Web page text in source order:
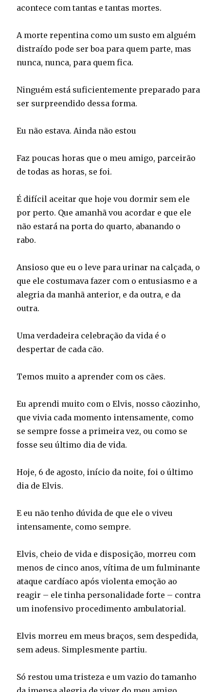
acontece com tantas e tantas mortes.
A morte repentina como um susto em alguém
distraído pode ser boa para quem parte, mas
nunca, nunca, para quem fica.
Ninguém está suficientemente preparado para
ser surpreendido dessa forma.
Eu não estava. Ainda não estou
Faz poucas horas que o meu amigo, parceirão
de todas as horas, se foi.
É difícil aceitar que hoje vou dormir sem ele
por perto. Que amanhã vou acordar e que ele
não estará na porta do quarto, abanando o
rabo.
Ansioso que eu o leve para urinar na calçada, o
que ele costumava fazer com o entusiasmo e a
alegria da manhã anterior, e da outra, e da
outra.
Uma verdadeira celebração da vida é o
despertar de cada cão.
Temos muito a aprender com os cães.
Eu aprendi muito com o Elvis, nosso cãozinho,
que vivia cada momento intensamente, como
se sempre fosse a primeira vez, ou como se
fosse seu último dia de vida.
Hoje, 6 de agosto, início da noite, foi o último
dia de Elvis.
E eu não tenho dúvida de que ele o viveu
intensamente, como sempre.
Elvis, cheio de vida e disposição, morreu com
menos de cinco anos, vítima de um fulminante
ataque cardíaco após violenta emoção ao
reagir – ele tinha personalidade forte – contra
um inofensivo procedimento ambulatorial.
Elvis morreu em meus braços, sem despedida,
sem adeus. Simplesmente partiu.
Só restou uma tristeza e um vazio do tamanho